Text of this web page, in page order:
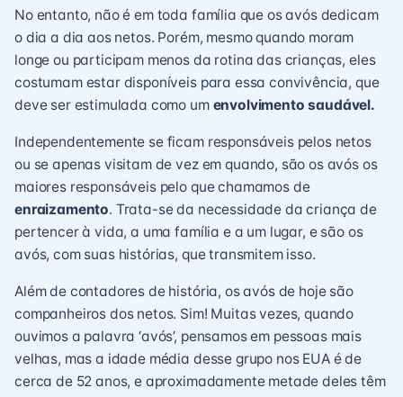
No entanto, não é em toda família que os avós dedicam
o dia a dia aos netos. Porém, mesmo quando moram
longe ou participam menos da rotina das crianças, eles
costumam estar disponíveis para essa convivência, que
deve ser estimulada como um envolvimento saudável.
Independentemente se ficam responsáveis pelos netos
ou se apenas visitam de vez em quando, são os avós os
maiores responsáveis pelo que chamamos de
enraizamento. Trata-se da necessidade da criança de
pertencer à vida, a uma família e a um lugar, e são os
avós, com suas histórias, que transmitem isso.
Além de contadores de história, os avós de hoje são
companheiros dos netos. Sim! Muitas vezes, quando
ouvimos a palavra ‘avós’, pensamos em pessoas mais
velhas, mas a idade média desse grupo nos EUA é de
cerca de 52 anos, e aproximadamente metade deles têm